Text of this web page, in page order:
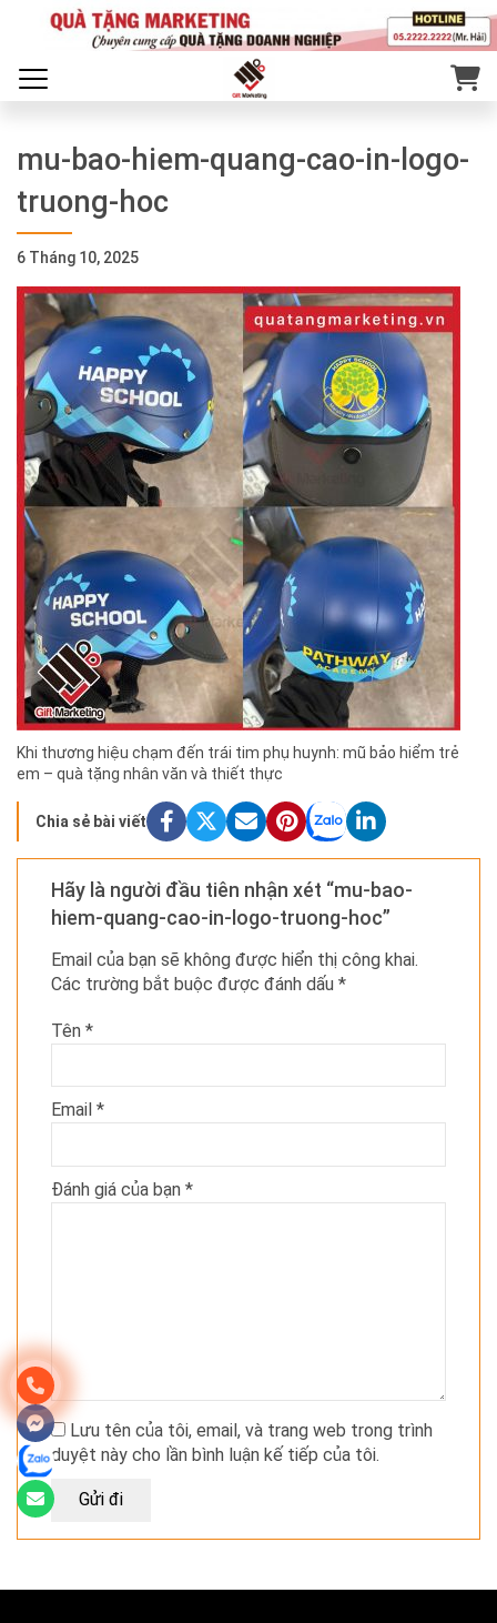
mu-bao-hiem-quang-cao-in-logo-
truong-hoc
6 Tháng 10, 2025
Khi thương hiệu chạm đến trái tim phụ huynh: mũ bảo hiểm trẻ
em – quà tặng nhân văn và thiết thực
Chia sẻ bài viết
Hãy là người đầu tiên nhận xét “mu-bao-
hiem-quang-cao-in-logo-truong-hoc”
Email của bạn sẽ không được hiển thị công khai.
Các trường bắt buộc được đánh dấu *
Tên *
Email *
Đánh giá của bạn *
Lưu tên của tôi, email, và trang web trong trình
duyệt này cho lần bình luận kế tiếp của tôi.